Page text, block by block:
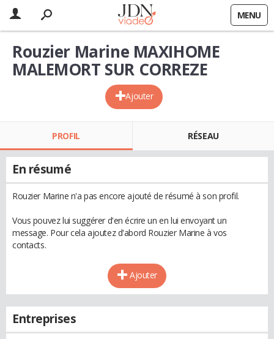
MENU
Ajouter
Rouzier Marine MAXIHOME
MALEMORT SUR CORREZE
PROFIL RÉSEAU
En résumé
Rouzier Marine n'a pas encore ajouté de résumé à son profil.
Vous pouvez lui suggérer d'en écrire un en lui envoyant un
message. Pour cela ajoutez d'abord Rouzier Marine à vos
contacts.
Ajouter
Entreprises